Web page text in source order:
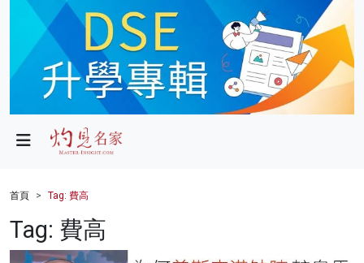
政局
財經
健康
首頁 Tag: 費高
Tag: 費高